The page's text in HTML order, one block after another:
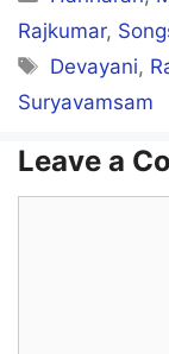
Kaadhala!
Kaadhalin
Aahaaa…
Ahaaaa…
Rajkumar,
Tags
Devayani,
Suryavamsam
Leave a